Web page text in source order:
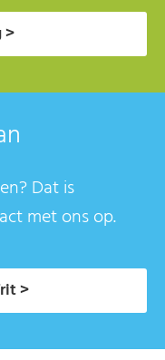
>
Dat is
met ons op.
>